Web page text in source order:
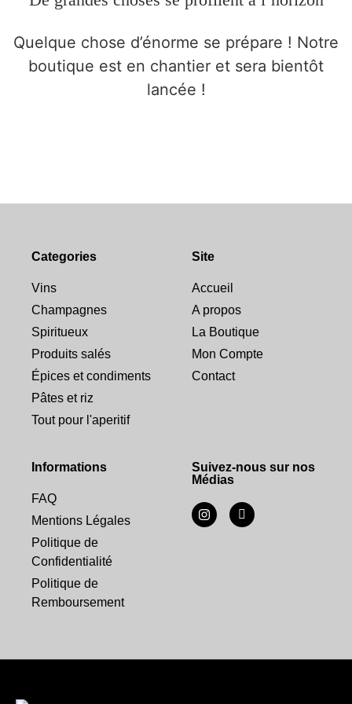
Quelque chose d’énorme se prépare ! Notre
boutique est en chantier et sera bientôt
lancée !
Categories
Vins
Champagnes
Spiritueux
Produits salés
Épices et condiments
Pâtes et riz
Tout pour l'aperitif
Site
Accueil
A propos
La Boutique
Mon Compte
Contact
Informations
FAQ
Mentions Légales
Politique de
Confidentialité
Politique de
Remboursement
Suivez-nous sur nos
Médias